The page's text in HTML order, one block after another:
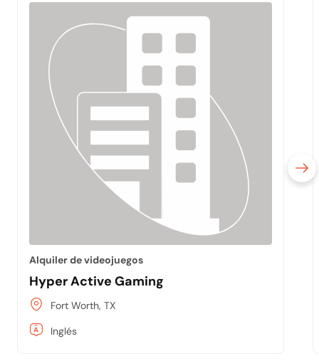
Alquiler de videojuegos
Hyper Active Gaming
Fort Worth, TX
Inglés